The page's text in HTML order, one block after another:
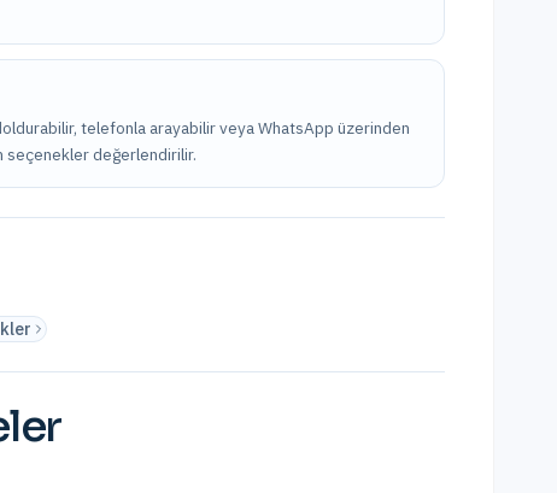
telefonla arayabilir veya WhatsApp üzerinden
seçenekler değerlendirilir.